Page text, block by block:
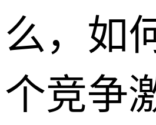
么，如
个竞争